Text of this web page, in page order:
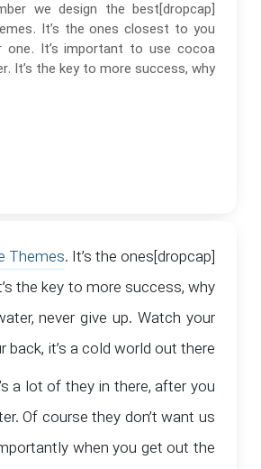
we design the best
It’s the ones closest to you
It’s important to use cocoa
It’s the key to more success, why...
Themes. It’s the ones
the key to more success, why
never give up. Watch your
it’s a cold world out there.
a lot of they in there, after you
Of course they don’t want us
when you get out the